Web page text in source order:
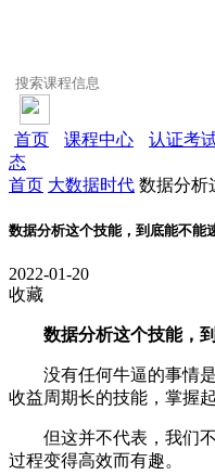
首页 课程中心 认证考
态
首页 大数据时代 数据分析
数据分析这个技能，到底能不能
2022-01-20
收藏
数据分析这个技能，
没有任何牛逼的事情
收益周期长的技能，掌握
但这并不代表，我们
过程变得高效而有趣。